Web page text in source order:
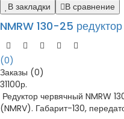
В закладки В сравнение
NMRW 130-25
(0)
Заказы (0)
31100р.
Редуктор червячный NMRW
(NMRV). Габарит-130,